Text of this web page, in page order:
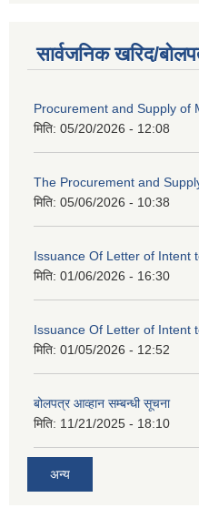
सार्वजनिक खरिद/
Procurement and Supply of
मिति: 05/20/2026 - 12:08
The Procurement and
मिति: 05/06/2026 - 10:38
Issuance Of Letter of Intent
मिति: 01/06/2026 - 16:30
Issuance Of Letter of Intent
मिति: 01/05/2026 - 12:52
बोलपत्र आव्हान सम्बन्धी सूचना
मिति: 11/21/2025 - 18:10
अन्य